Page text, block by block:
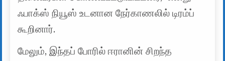
ஃபாக்ஸ் நியூஸ் உடனான நேர்காணலில் டிரம்ப்
கூறினார்.
மேலும், இந்தப் போரில் ஈரானின் சிறந்த